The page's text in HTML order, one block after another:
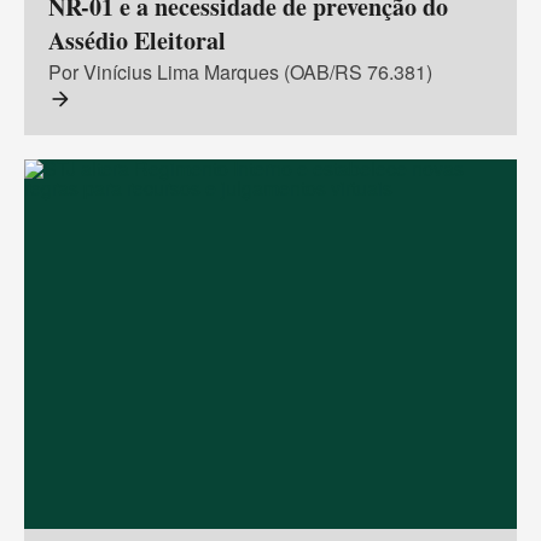
Assédio Eleitoral
Por Vinícius Lima Marques (OAB/RS 76.381)
arrow_forward